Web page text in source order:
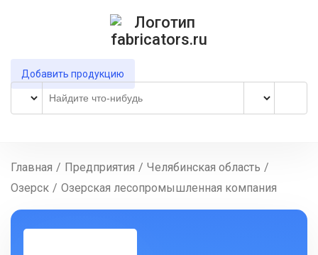
Добавить продукцию
Главная / Предприятия / Челябинская область /
Озерск / Озерская лесопромышленная компания